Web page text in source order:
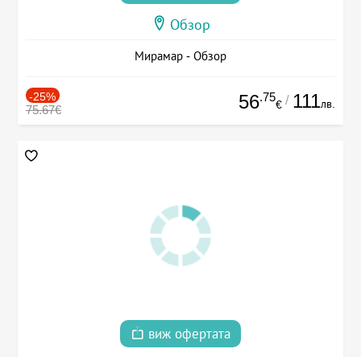
Обзор
Мирамар - Обзор
-25%
75.67€ 56.75
€ / 111лв.
виж офертата